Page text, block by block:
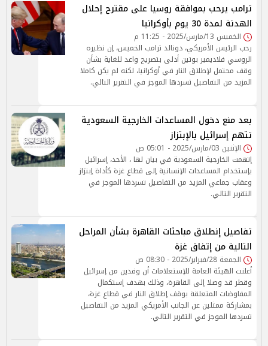
ترامب يرحب بموافقة روسيا على مقترح إحلال
الهدنة لمدة 30 يوم بأوكرانيا
الخميس 13/مارس/2025 - 11:25 م
رحب الرئيس الأمريكي، دونالد ترامب الخميس، إن نظيره
الروسي فلاديمير بوتين أدلى بتصريح واعد للغاية بشأن
وقف محتمل لإطلاق النار في أوكرانيا، لكنه لم يكن كاملا
المزيد من التفاصيل تسردها الموجز في التقرير التالي.
بعد منع دخول المساعدات الخارجية السعودية
تتهم إسرائيل بالإبتزاز
الإثنين 03/مارس/2025 - 05:01 ص
إتهمت الخارجية السعودية في بيان لها ، الأحد، إسرائيل
بإستخدام المساعدات الإنسانية إلى قطاع غزة كأداة إبتزاز
وعقاب جماعي المزيد من التفاصيل تسردها الموجز في
التقرير التالي.
تفاصيل إنطلاق مباحثات القاهرة بشأن المراحل
التالية من إتفاق غزة
الجمعة 28/فبراير/2025 - 08:30 ص
أعلنت الهيئة العامة للإستعلامات أن وفدين من إسرائيل
وقطر قد وصلا إلى القاهرة، وذلك بهدف إستكمال
المفاوضات المتعلقة بوقف إطلاق النار في قطاع غزة،
بمشاركة ممثلين عن الجانب الأمريكي المزيد من التفاصيل
تسردها الموجز في التقرير التالي.